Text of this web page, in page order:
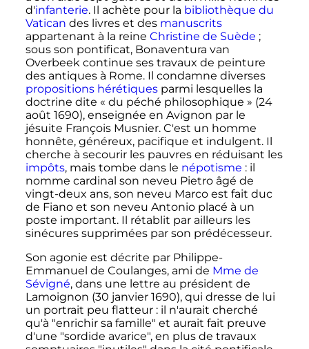
d'infanterie. Il achète pour la bibliothèque du
Vatican des livres et des manuscrits
appartenant à la reine Christine de Suède ;
sous son pontificat, Bonaventura van
Overbeek continue ses travaux de peinture
des antiques à Rome. Il condamne diverses
propositions hérétiquesparmi lesquelles la
doctrine dite « du péché philosophique » (24
août 1690), enseignée en Avignon par le
jésuite François Musnier. C'est un homme
honnête, généreux, pacifique et indulgent. Il
cherche à secourir les pauvres en réduisant les
impôts, mais tombe dans le népotisme : il
nomme cardinal son neveu Pietro âgé de
vingt-deux ans, son neveu Marco est fait duc
de Fiano et son neveu Antonio placé à un
poste important. Il rétablit par ailleurs les
sinécures supprimées par son prédécesseur.
Son agonie est décrite par Philippe-
Emmanuel de Coulanges, ami de Mme de
Sévigné, dans une lettre au président de
Lamoignon (30 janvier 1690), qui dresse de lui
un portrait peu flatteur : il n'aurait cherché
qu'à "enrichir sa famille" et aurait fait preuve
d'une "sordide avarice", en plus de travaux